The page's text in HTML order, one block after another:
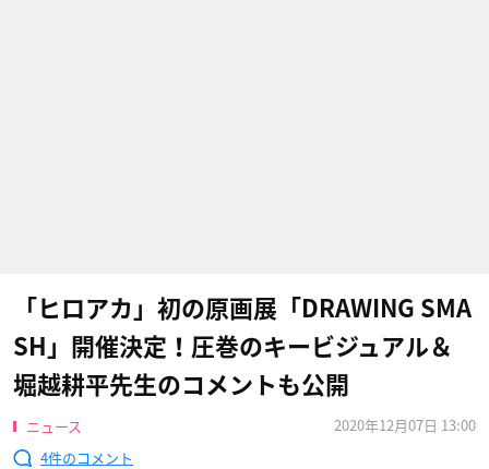
「ヒロアカ」初の原画展「DRAWING SMA
SH」開催決定！圧巻のキービジュアル＆
堀越耕平先生のコメントも公開
ニュース
2020年12月07日 13:00
4